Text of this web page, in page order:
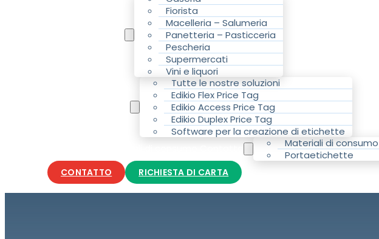
Fiorista
Macelleria – Salumeria
Panetteria – Pasticceria
Pescheria
Supermercati
Vini e liquori
Tutte le nostre soluzioni
Edikio Flex Price Tag
Edikio Access Price Tag
Edikio Duplex Price Tag
Software per la creazione di etichette
Materiali di
Portaetichette
CONTATTO RICHIESTA DI CARTA